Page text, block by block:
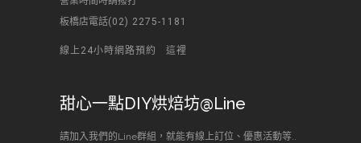
板橋店電話(02) 2275-1181
線上24小時網路預約 這裡
甜心一點DIY烘焙坊@Line
請加入我們的Line群組，就能有線上訂位、優惠活動等..